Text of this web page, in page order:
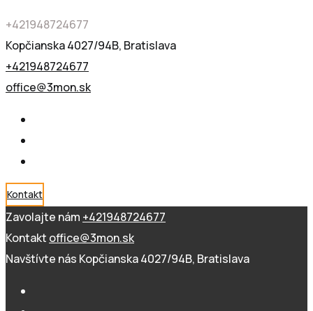
+421948724677
Kopčianska 4027/94B, Bratislava
+421948724677
office@3mon.sk
Kontakt
Zavolajte nám +421948724677
Kontakt office@3mon.sk
Navštívte nás Kopčianska 4027/94B, Bratislava